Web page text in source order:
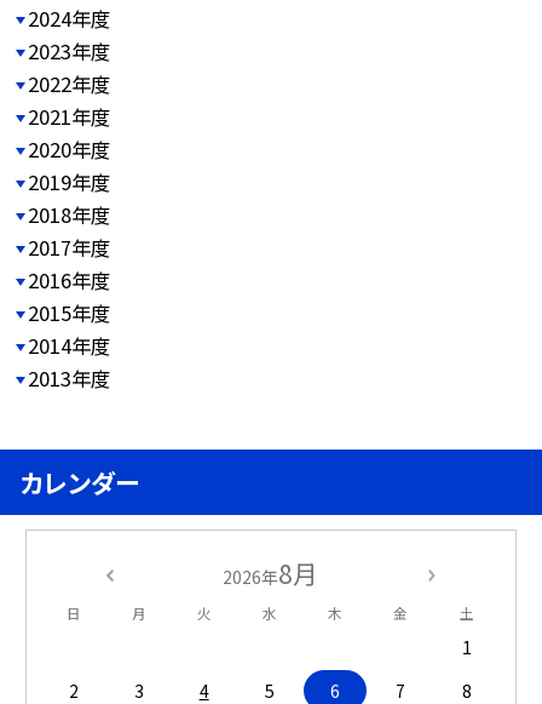
2024年度
2023年度
2022年度
2021年度
2020年度
2019年度
2018年度
2017年度
2016年度
2015年度
2014年度
2013年度
カレンダー
2026年8月
日 月 火 水 木 金 土
1
2
3 4 5 6 7
8